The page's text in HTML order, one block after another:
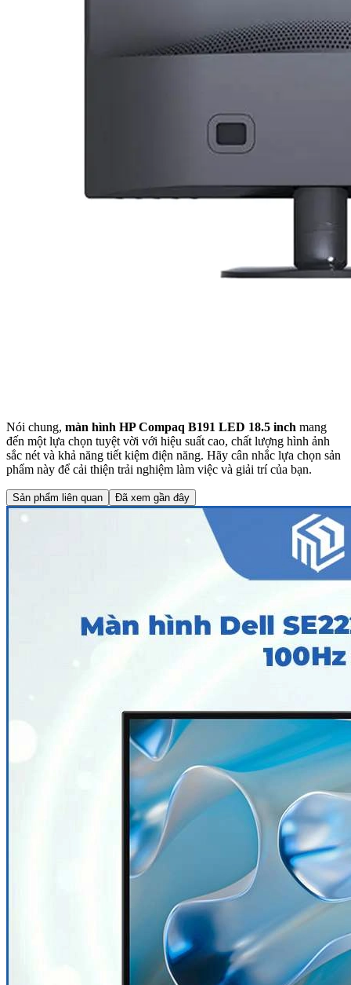
Nói chung, màn hình HP Compaq B191 LED 18.5 inch mang
đến một lựa chọn tuyệt vời với hiệu suất cao, chất lượng hình ảnh
sắc nét và khả năng tiết kiệm điện năng. Hãy cân nhắc lựa chọn sản
phẩm này để cải thiện trải nghiệm làm việc và giải trí của bạn.
Sản phẩm liên quan Đã xem gần đây